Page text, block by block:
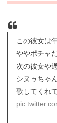
この彼女は
ややポチャ
次の彼女や
シヌゥちゃ
歌してくれ